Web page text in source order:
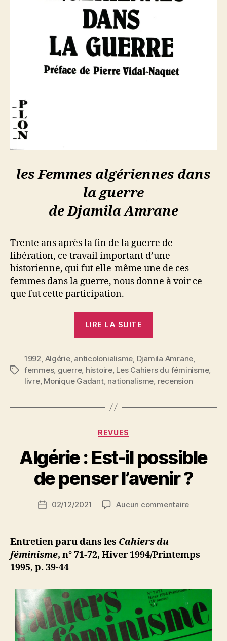
les Femmes algériennes dans
la guerre
de Djamila Amrane
Trente ans après la fin de la guerre de
libération, ce travail important d’une
historienne, qui fut elle-même une de ces
femmes dans la guerre, nous donne à voir ce
que fut cette participation.
LIRE LA SUITE
Mémoires
algériennes »
Étiquettes
1992, Algérie, anticolonialisme, Djamila Amrane,
femmes, guerre, histoire, Les Cahiers du féminisme,
livre, Monique Gadant, nationalisme, recension
Catégories
REVUES
Algérie : Est-il possible
de penser l’avenir ?
P
S
N
ji
b
Date02/12/2021 Aucun commentairesur
possible
Entretien paru dans les Cahiers du
féminisme, n° 71-72, Hiver 1994/Printemps
1995, p. 39-44